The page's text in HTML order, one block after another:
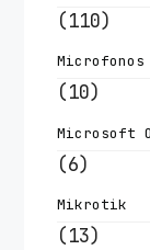
(110)
Microfonos
(10)
Microsoft
(6)
Mikrotik
(13)